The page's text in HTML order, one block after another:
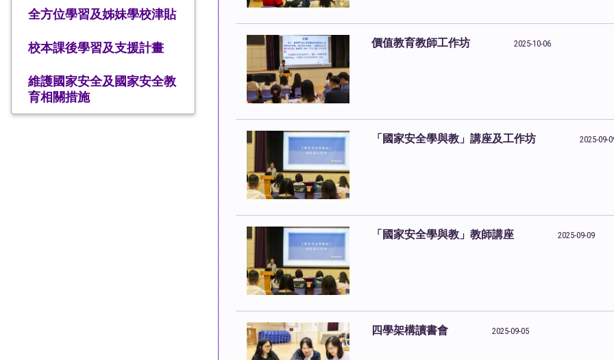
全方位學習及姊妹學校津貼
校本課後學習及支援計畫
維護國家安全及國家安全教
育相關措施
價值教育教師工作坊 2025-10-06
「國家安全學與教」講座及工作坊 2025-09-
「國家安全學與教」教師講座 2025-09-09
四學架構讀書會 2025-09-05